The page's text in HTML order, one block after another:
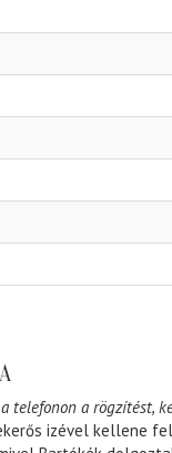
telefonon a rögzítést,
izével kellene